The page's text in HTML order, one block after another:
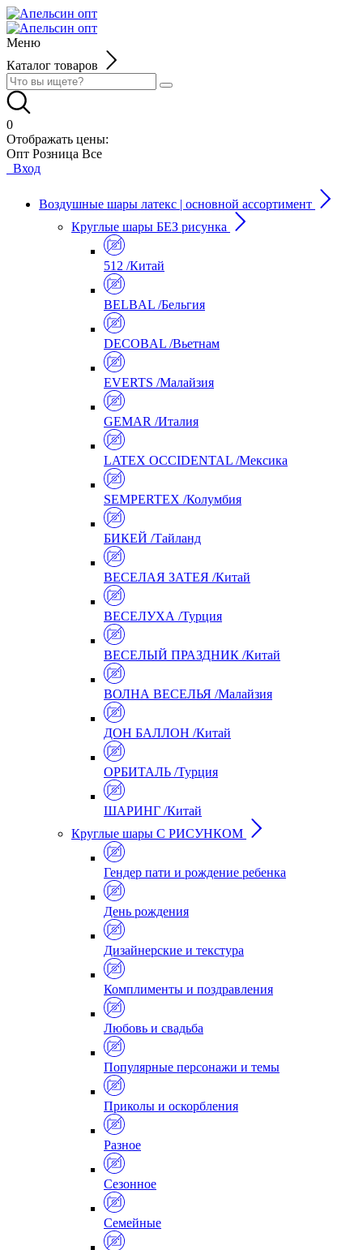
Меню
Каталог товаров
0
Отображать цены:
Опт Розница Все
Вход
Воздушные шары латекс | основной ассортимент
Круглые шары БЕЗ рисунка
512 /Китай
BELBAL /Бельгия
DECOBAL /Вьетнам
EVERTS /Малайзия
GEMAR /Италия
LATEX OCCIDENTAL /Мексика
SEMPERTEX /Колумбия
БИКЕЙ /Тайланд
ВЕСЕЛАЯ ЗАТЕЯ /Китай
ВЕСЕЛУХА /Турция
ВЕСЕЛЫЙ ПРАЗДНИК /Китай
ВОЛНА ВЕСЕЛЬЯ /Малайзия
ДОН БАЛЛОН /Китай
ОРБИТАЛЬ /Турция
ШАРИНГ /Китай
Круглые шары С РИСУНКОМ
Гендер пати и рождение ребенка
День рождения
Дизайнерские и текстура
Комплименты и поздравления
Любовь и свадьба
Популярные персонажи и темы
Приколы и оскорбления
Разное
Сезонное
Семейные